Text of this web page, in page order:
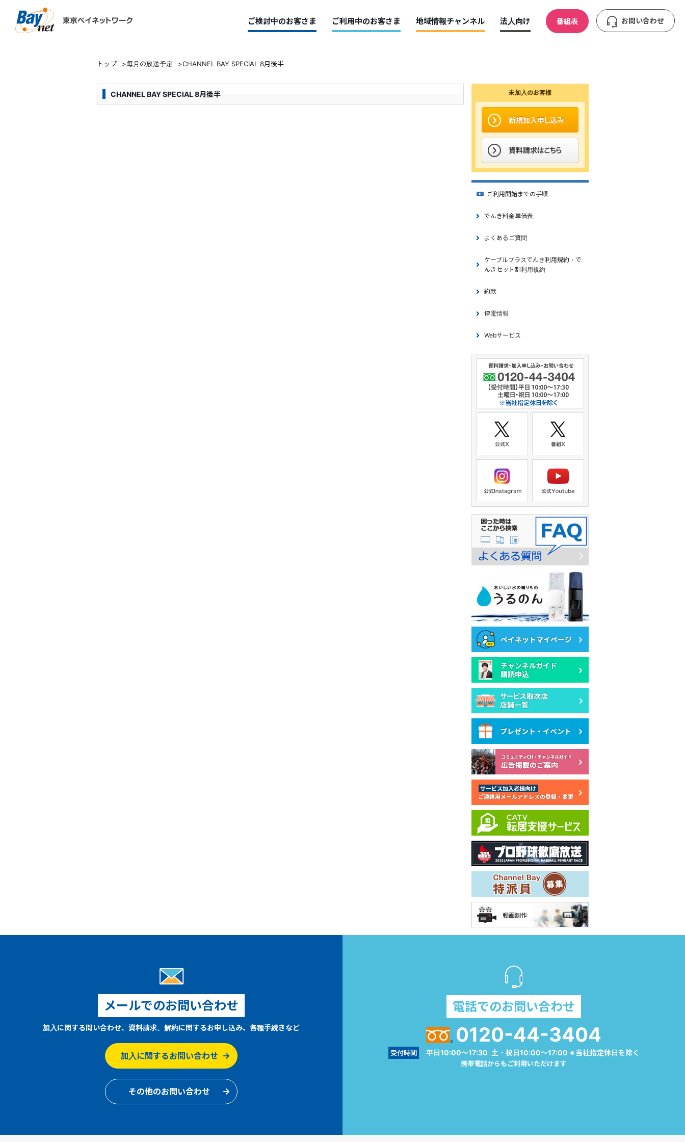
ご検討中のお客さま ご利用中のお客さま 地域情報チャンネル 法人向け 番組表 お問い合わせ
トップ >毎月の放送予定 >CHANNEL BAY SPECIAL 8月後半
CHANNEL BAY SPECIAL 8月後半 未加入のお客様
ご利用開始までの手順
でんき料金単価表
よくあるご質問
ケーブルプラスでんき利用規約・で
んきセット割利用規約
約款
停電情報
Webサービス
メールでのお問い合わせ
加入に関する問い合わせ、資料請求、解約に関するお申し込み、各種手続きなど
加入に関するお問い合わせ
その他のお問い合わせ
電話でのお問い合わせ
0120-44-3404
受付時間 平日10:00～17:30 土・祝日10:00～17:00 ※当社指定休日を除く
携帯電話からもご利用いただけます